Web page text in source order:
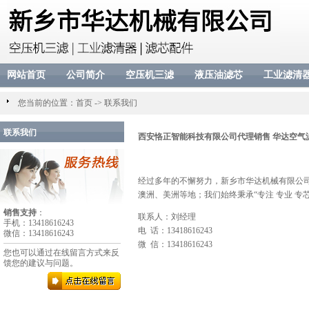
网站首页 公司简介 空压机三滤 液压油滤芯 工业滤清
您当前的位置： 首页 -> 联系我们
联系我们
销售支持 ：
手机：13418616243
微信：13418616243
您也可以通过在线留言方式来反
馈您的建议与问题。
西安恪正智能科技有限公司代理销售 华达空气
经过多年的不懈努力，新乡市华达机械有限公
澳洲、美洲等地；我们始终秉承“专注 专业 专
联系人：刘经理
电 话：13418616243
微 信：13418616243